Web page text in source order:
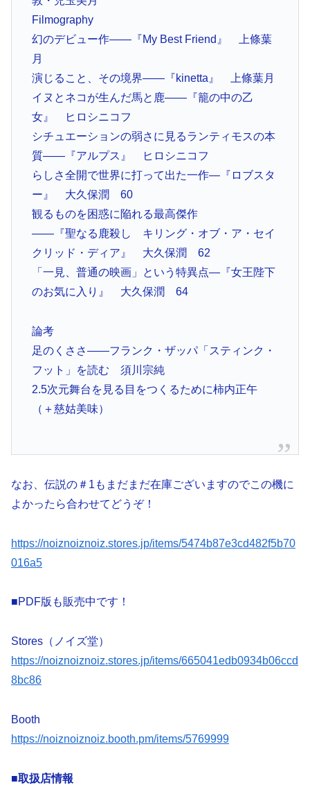
Filmography
幻のデビュー作――『My Best Friend』 上條葉
月
演じること、その境界――『kinetta』 上條葉月
イヌとネコが生んだ馬と鹿――『籠の中の乙
女』 ヒロシニコフ
シチュエーションの弱さに見るランティモスの本
質――『アルプス』 ヒロシニコフ
らしさ全開で世界に打って出た一作―『ロブスタ
ー』 大久保潤 60
観るものを困惑に陥れる最高傑作
――『聖なる鹿殺し キリング・オブ・ア・セイ
クリッド・ディア』 大久保潤 62
「一見、普通の映画」という特異点―『女王陛下
のお気に入り』 大久保潤 64
論考
足のくささ――フランク・ザッパ「スティンク・
フット」を読む 須川宗純
2.5次元舞台を見る目をつくるために柿内正午
（＋慈姑美味）
なお、伝説の＃1もまだまだ在庫ございますのでこの機に
よかったら合わせてどうぞ！
https://noiznoiznoiz.stores.jp/items/5474b87e3cd482f5b70
016a5
■PDF版も販売中です！
Stores（ノイズ堂）
https://noiznoiznoiz.stores.jp/items/665041edb0934b06ccd
8bc86
Booth
https://noiznoiznoiz.booth.pm/items/5769999
■取扱店情報